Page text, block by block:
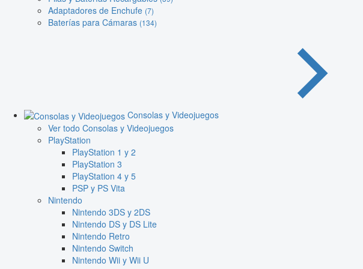
Adaptadores de Enchufe (7)
Baterías para Cámaras (134)
Consolas y Videojuegos
Ver todo Consolas y Videojuegos
PlayStation
PlayStation 1 y 2
PlayStation 3
PlayStation 4 y 5
PSP y PS Vita
Nintendo
Nintendo 3DS y 2DS
Nintendo DS y DS Lite
Nintendo Retro
Nintendo Switch
Nintendo Wii y Wii U